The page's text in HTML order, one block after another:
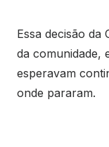
Essa decisão
da comunidade,
esperavam
onde pararam.